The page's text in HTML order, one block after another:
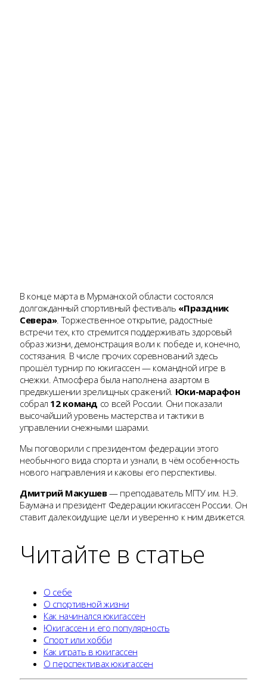
В конце марта в Мурманской области состоялся
долгожданный спортивный фестиваль «Праздник
Севера». Торжественное открытие, радостные
встречи тех, кто стремится поддерживать здоровый
образ жизни, демонстрация воли к победе и, конечно,
состязания. В числе прочих соревнований здесь
прошёл турнир по юкигассен — командной игре в
снежки. Атмосфера была наполнена азартом в
предвкушении зрелищных сражений. Юки-марафон
собрал 12 команд со всей России. Они показали
высочайший уровень мастерства и тактики в
управлении снежными шарами.
Мы поговорили с президентом федерации этого
необычного вида спорта и узнали, в чём особенность
нового направления и каковы его перспективы.
Дмитрий Макушев— преподаватель МГТУ им. Н.Э.
Баумана и президент Федерации юкигассен России. Он
ставит далекоидущие цели и уверенно к ним движется.
Читайте в статье
О себе
О спортивной жизни
Как начинался юкигассен
Юкигассен и его популярность
Спорт или хобби
Как играть в юкигассен
О перспективах юкигассен